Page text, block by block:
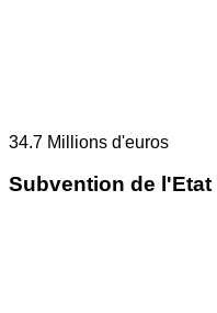
34.7 Millions d'euros
Subvention de l'Etat